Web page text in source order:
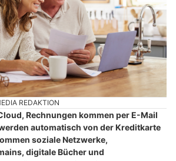
REDAKTION
Rechnungen kommen per E-Mail
automatisch von der Kreditkarte
soziale Netzwerke,
digitale Bücher und